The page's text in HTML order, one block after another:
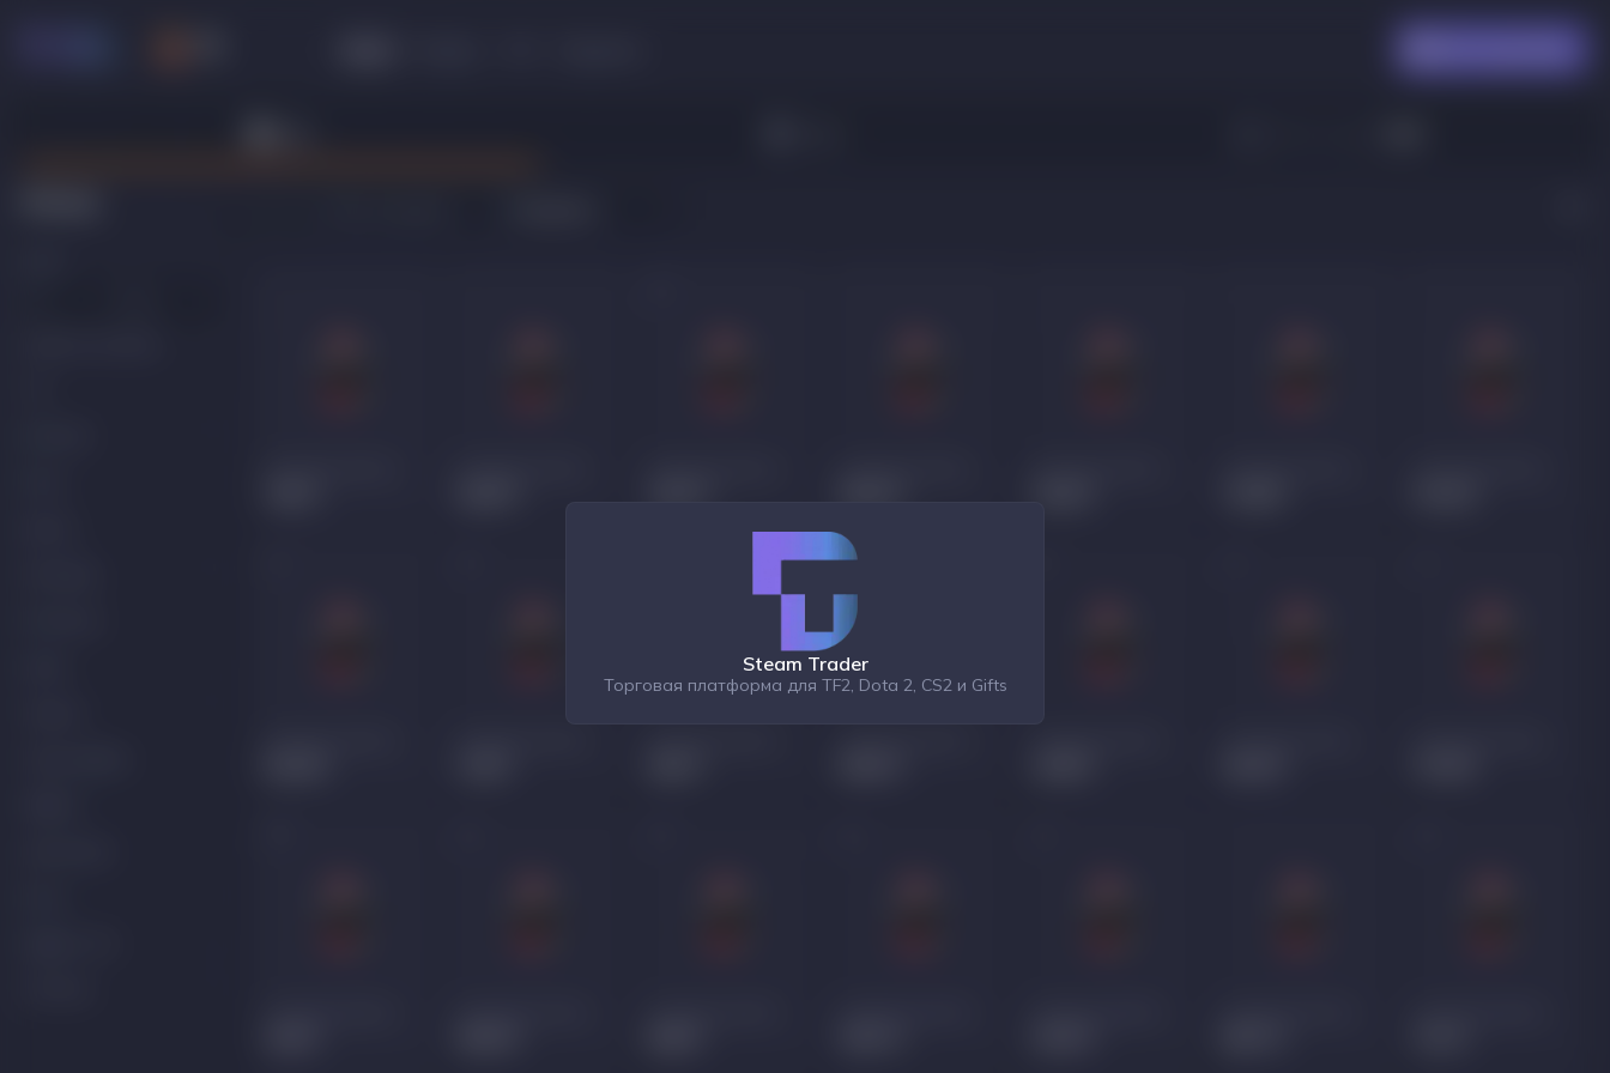
Steam Trader
Торговая платформа для TF2, Dota 2, CS2 и Gifts